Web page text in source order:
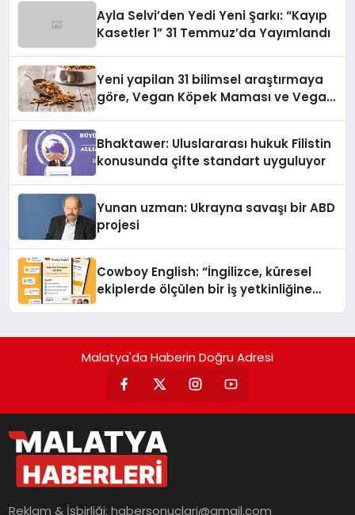
Ayla Selvi’den Yedi Yeni Şarkı: “Kayıp
Kasetler 1” 31 Temmuz’da Yayımlandı
Yeni yapilan 31 bilimsel araştırmaya
göre, Vegan Köpek Maması ve Vegan
Bhaktawer: Uluslararası hukuk Filistin
konusunda çifte standart uyguluyor
Yunan uzman: Ukrayna savaşı bir ABD
projesi
Cowboy English: “İngilizce, küresel
ekiplerde ölçülen bir iş yetkinliğine
Malatya'da Haberin Doğru Adresi
Reklam & İşbirliği:habersonuclari@gmail.com